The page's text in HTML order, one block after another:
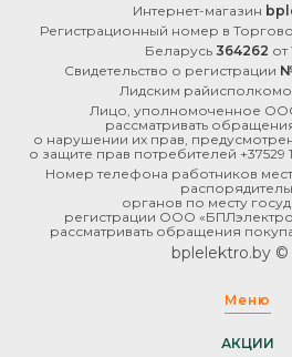
Интернет-магазин
Регистрационный номер в
Беларусь 364262 от
Свидетельство о регистрации
Лидским
Лицо, уполномоченное
рассматривать
о нарушении их прав,
о защите прав потребителей +37529
Номер телефона работников
органов по месту
регистрации ООО
рассматривать обращения
bplelektro.by ©
Меню
АКЦИИ